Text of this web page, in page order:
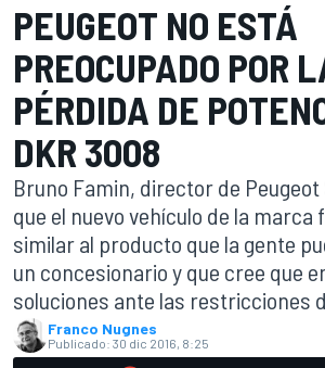
PEUGEOT NO ESTÁ
PREOCUPADO POR
PÉRDIDA DE
DKR 3008
Bruno Famin, director de
que el nuevo vehículo de la
similar al producto que la gente
un concesionario y que cree que
soluciones ante las restricciones
Franco Nugnes
Publicado: 30 dic 2016, 8:25